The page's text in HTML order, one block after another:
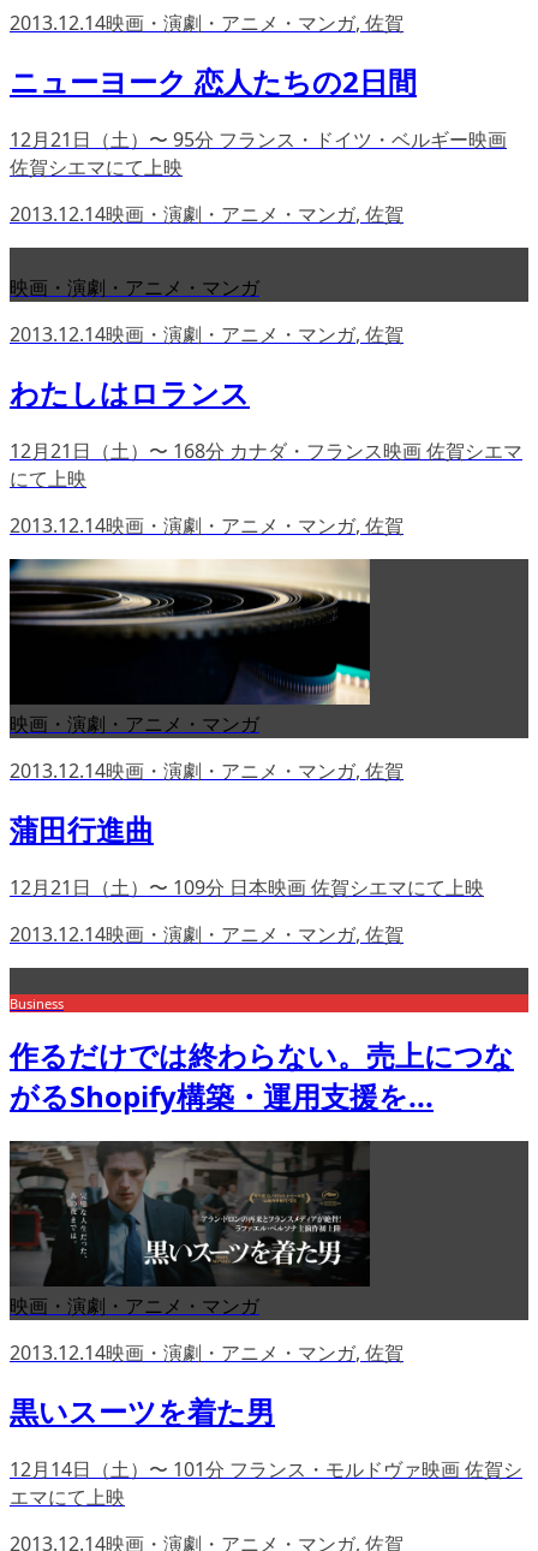
2013.12.14映画・演劇・アニメ・マンガ, 佐賀
ニューヨーク 恋人たちの2日間
12月21日（土）〜 95分 フランス・ドイツ・ベルギー映画
佐賀シエマにて上映
2013.12.14映画・演劇・アニメ・マンガ, 佐賀
映画・演劇・アニメ・マンガ
2013.12.14映画・演劇・アニメ・マンガ, 佐賀
わたしはロランス
12月21日（土）〜 168分 カナダ・フランス映画 佐賀シエマ
にて上映
2013.12.14映画・演劇・アニメ・マンガ, 佐賀
映画・演劇・アニメ・マンガ
2013.12.14映画・演劇・アニメ・マンガ, 佐賀
蒲田行進曲
12月21日（土）〜 109分 日本映画 佐賀シエマにて上映
2013.12.14映画・演劇・アニメ・マンガ, 佐賀
Business
作るだけでは終わらない。売上につな
がるShopify構築・運用支援を...
映画・演劇・アニメ・マンガ
2013.12.14映画・演劇・アニメ・マンガ, 佐賀
黒いスーツを着た男
12月14日（土）〜 101分 フランス・モルドヴァ映画 佐賀シ
エマにて上映
2013.12.14映画・演劇・アニメ・マンガ, 佐賀